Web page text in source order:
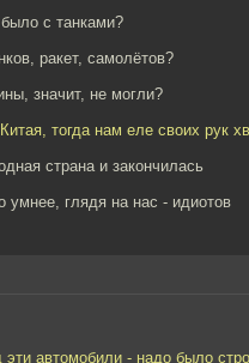
с танками?
ракет, самолётов?
значит, не могли?
тогда нам еле своих рук
страна и закончилась
умнее, глядя на нас - идиотов
эти автомобили - надо было